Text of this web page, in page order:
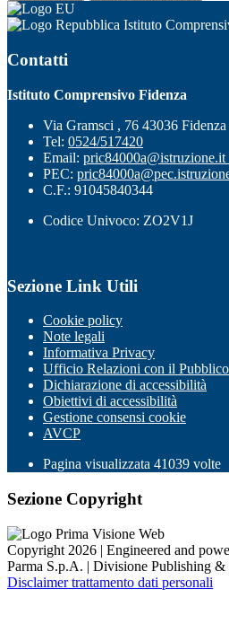
Istituto
Contatti
Istituto Comprensivo Fidenza
Via Gramsci , 76 43036
Tel: 0524/517420
Email: pric84000a@istruzione.it
PEC:
C.F.: 91045840344
Codice Univoco: ZO2V1J
Sezione Link Utili
Cookie policy
Note legali
Informativa Privacy
Ufficio Relazioni con il Pubblico
Dichiarazione di accessibilità
Obiettivi di accessibilità
Gestione consensi cookie
AVCP
Pagina visualizzata 41039 volte
Sezione Copyright
Copyright 2026 | Engineered and
Parma S.p.A. | Divisione Publishing
Disclaimer trattamento dati personali